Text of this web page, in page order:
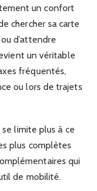
un confort
chercher sa carte
d’attendre
un véritable
fréquentés,
ou lors de trajets
se limite plus à ce
plus complètes
qui
de mobilité.